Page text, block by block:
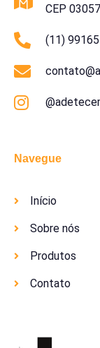
Navegue
Início
Sobre nós
Produtos
Contato
CEP
(11)